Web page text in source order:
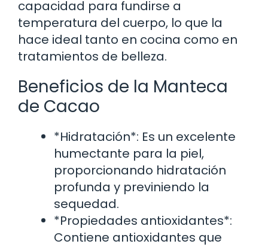
capacidad para fundirse a
temperatura del cuerpo, lo que la
hace ideal tanto en cocina como en
tratamientos de belleza.
Beneficios de la Manteca
de Cacao
*Hidratación*: Es un excelente
humectante para la piel,
proporcionando hidratación
profunda y previniendo la
sequedad.
*Propiedades antioxidantes*:
Contiene antioxidantes que